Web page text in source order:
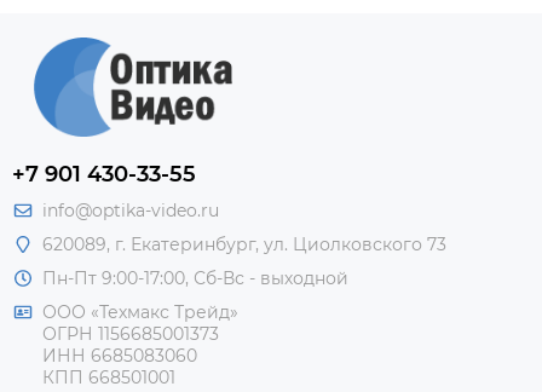
+7 901 430-33-55
info@optika-video.ru
620089, г. Екатеринбург, ул. Циолковского 73
Пн-Пт 9:00-17:00, Сб-Вс - выходной
ООО «Техмакс Трейд»
ОГРН 1156685001373
ИНН 6685083060
КПП 668501001